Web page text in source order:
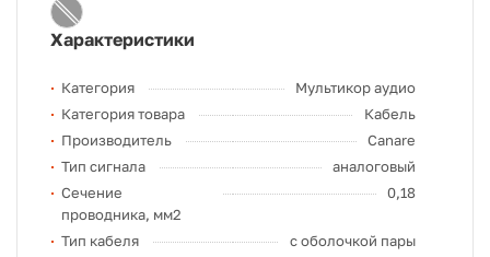
Характеристики
Категория
Мультикор аудио
Категория товара
Кабель
Производитель
Canare
Тип сигнала
аналоговый
Сечение
проводника, мм2
0,18
Тип кабеля
с оболочкой пары